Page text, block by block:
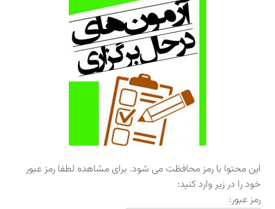
این محتوا با رمز محافظت می شود. برای مشاهده لطفا رمز عبور
خود را در زیر وارد کنید:
رمز عبور: